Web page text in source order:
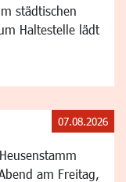
städtischen
Haltestelle lädt
am Freitag,
07.08.2026